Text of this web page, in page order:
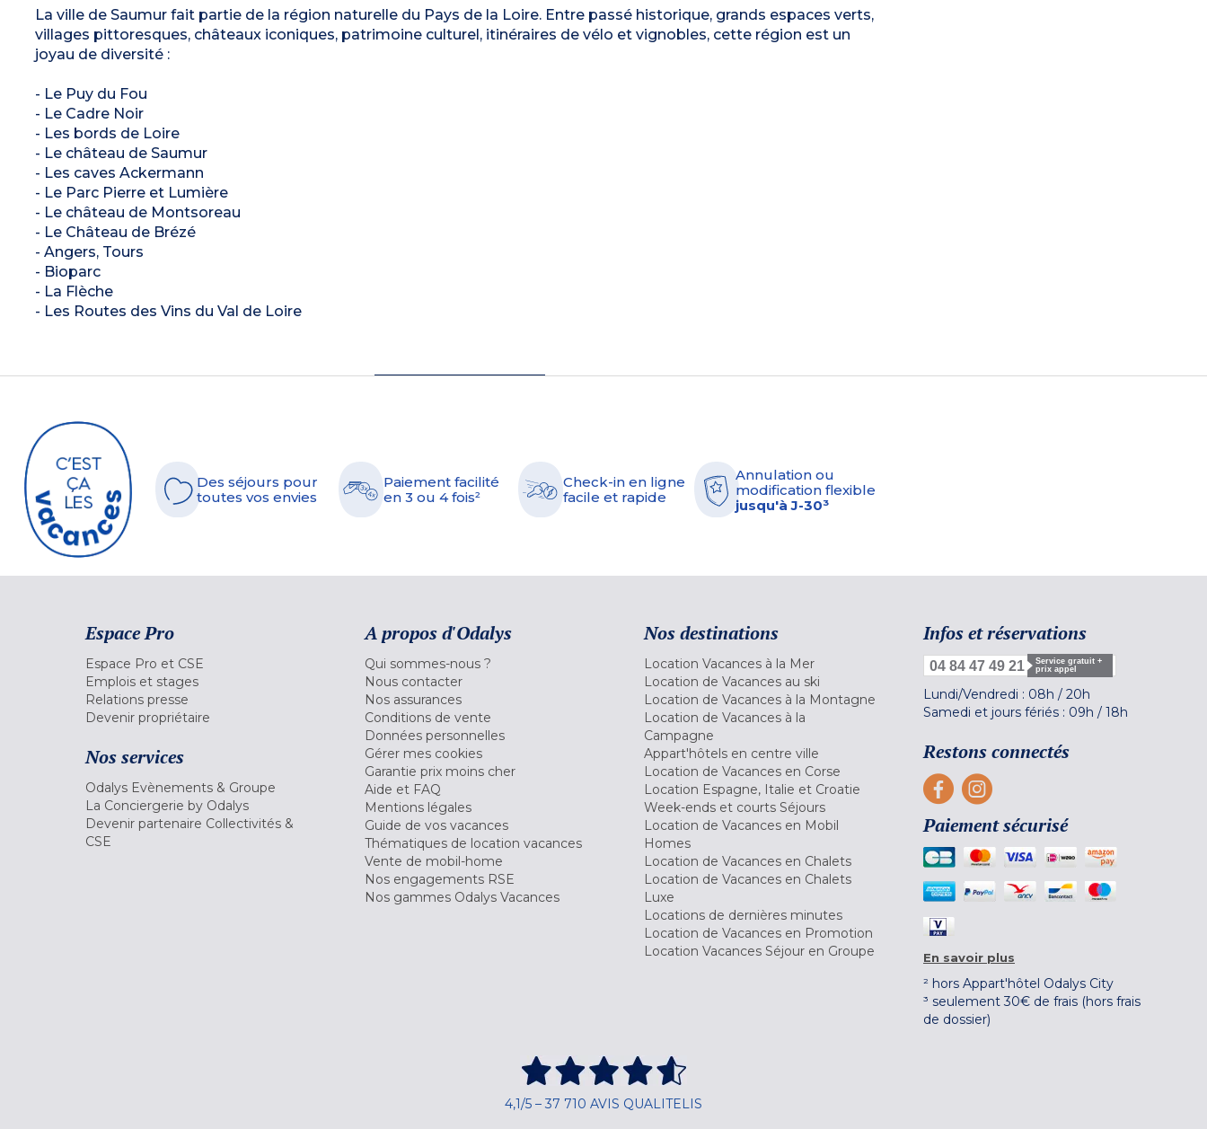
La ville de Saumur fait partie de la région naturelle du Pays de la Loire. Entre passé historique, grands espaces verts,
villages pittoresques, châteaux iconiques, patrimoine culturel, itinéraires de vélo et vignobles, cette région est un
joyau de diversité :
- Le Puy du Fou
- Le Cadre Noir
- Les bords de Loire
- Le château de Saumur
- Les caves Ackermann
- Le Parc Pierre et Lumière
- Le château de Montsoreau
- Le Château de Brézé
- Angers, Tours
- Bioparc
- La Flèche
- Les Routes des Vins du Val de Loire
Des séjours pour
toutes vos envies
Paiement facilité
en 3 ou 4 fois²
Check-in en ligne
facile et rapide
Annulation ou
modification flexible
jusqu'à J-30³
Espace Pro
Espace Pro et CSE
Emplois et stages
Relations presse
Devenir propriétaire
Nos services
Odalys Evènements & Groupe
La Conciergerie by Odalys
Devenir partenaire Collectivités &
CSE
A propos d'Odalys
Qui sommes-nous ?
Nous contacter
Nos assurances
Conditions de vente
Données personnelles
Gérer mes cookies
Garantie prix moins cher
Aide et FAQ
Mentions légales
Guide de vos vacances
Thématiques de location vacances
Vente de mobil-home
Nos engagements RSE
Nos gammes Odalys Vacances
Nos destinations
Location Vacances à la Mer
Location de Vacances au ski
Location de Vacances à la Montagne
Location de Vacances à la
Campagne
Appart'hôtels en centre ville
Location de Vacances en Corse
Location Espagne, Italie et Croatie
Week-ends et courts Séjours
Location de Vacances en Mobil
Homes
Location de Vacances en Chalets
Location de Vacances en Chalets
Luxe
Locations de dernières minutes
Location de Vacances en Promotion
Location Vacances Séjour en Groupe
Infos et réservations
04 84 47 49 21
Service gratuit +
prix appel
Lundi/Vendredi : 08h / 20h
Samedi et jours fériés : 09h / 18h
Restons connectés
Paiement sécurisé
En savoir plus
² hors Appart'hôtel Odalys City
³ seulement 30€ de frais (hors frais
de dossier)
4,1/5 – 37 710 AVIS QUALITELIS